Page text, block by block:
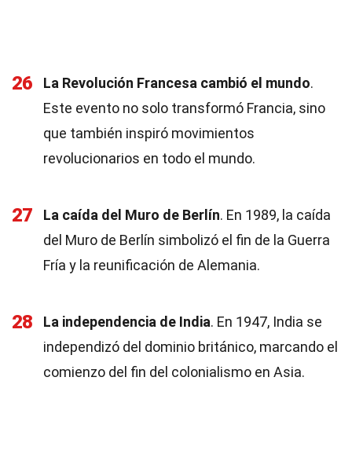
26 La Revolución Francesa cambió el mundo.
Este evento no solo transformó Francia, sino
que también inspiró movimientos
revolucionarios en todo el mundo.
27 La caída del Muro de Berlín. En 1989, la caída
del Muro de Berlín simbolizó el fin de la Guerra
Fría y la reunificación de Alemania.
28 La independencia de India. En 1947, India se
independizó del dominio británico, marcando el
comienzo del fin del colonialismo en Asia.